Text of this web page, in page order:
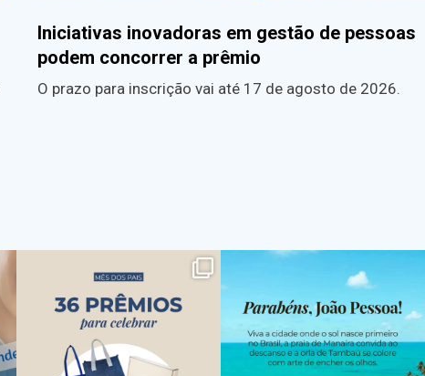
Iniciativas inovadoras em gestão de pessoas
podem concorrer a prêmio
O prazo para inscrição vai até 17 de agosto de 2026.